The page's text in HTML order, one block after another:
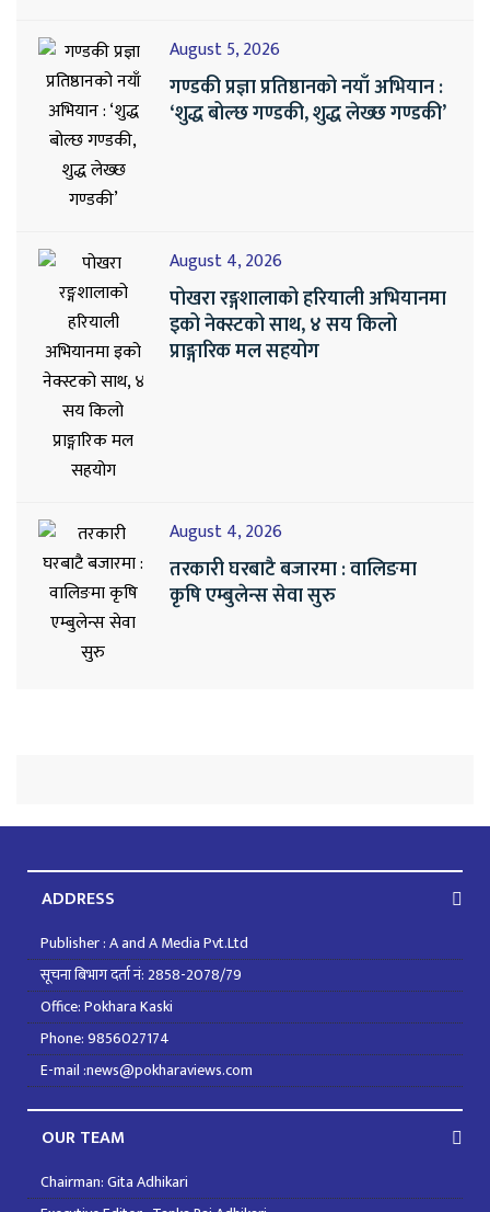
August 5, 2026
गण्डकी प्रज्ञा प्रतिष्ठानको नयाँ अभियान :
‘शुद्ध बोल्छ गण्डकी, शुद्ध लेख्छ गण्डकी’
August 4, 2026
पोखरा रङ्गशालाको हरियाली अभियानमा
इको नेक्स्टको साथ, ४ सय किलो
प्राङ्गारिक मल सहयोग
August 4, 2026
तरकारी घरबाटै बजारमा : वालिङमा
कृषि एम्बुलेन्स सेवा सुरु
ADDRESS
Publisher : A and A Media Pvt.Ltd
सूचना बिभाग दर्ता नं: 2858-2078/79
Office: Pokhara Kaski
Phone: 9856027174
E-mail :news@pokharaviews.com
OUR TEAM
Chairman: Gita Adhikari